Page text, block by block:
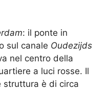
: il ponte in
sul canale Oudezijds
nel centro della
a luci rosse. Il
struttura è di circa